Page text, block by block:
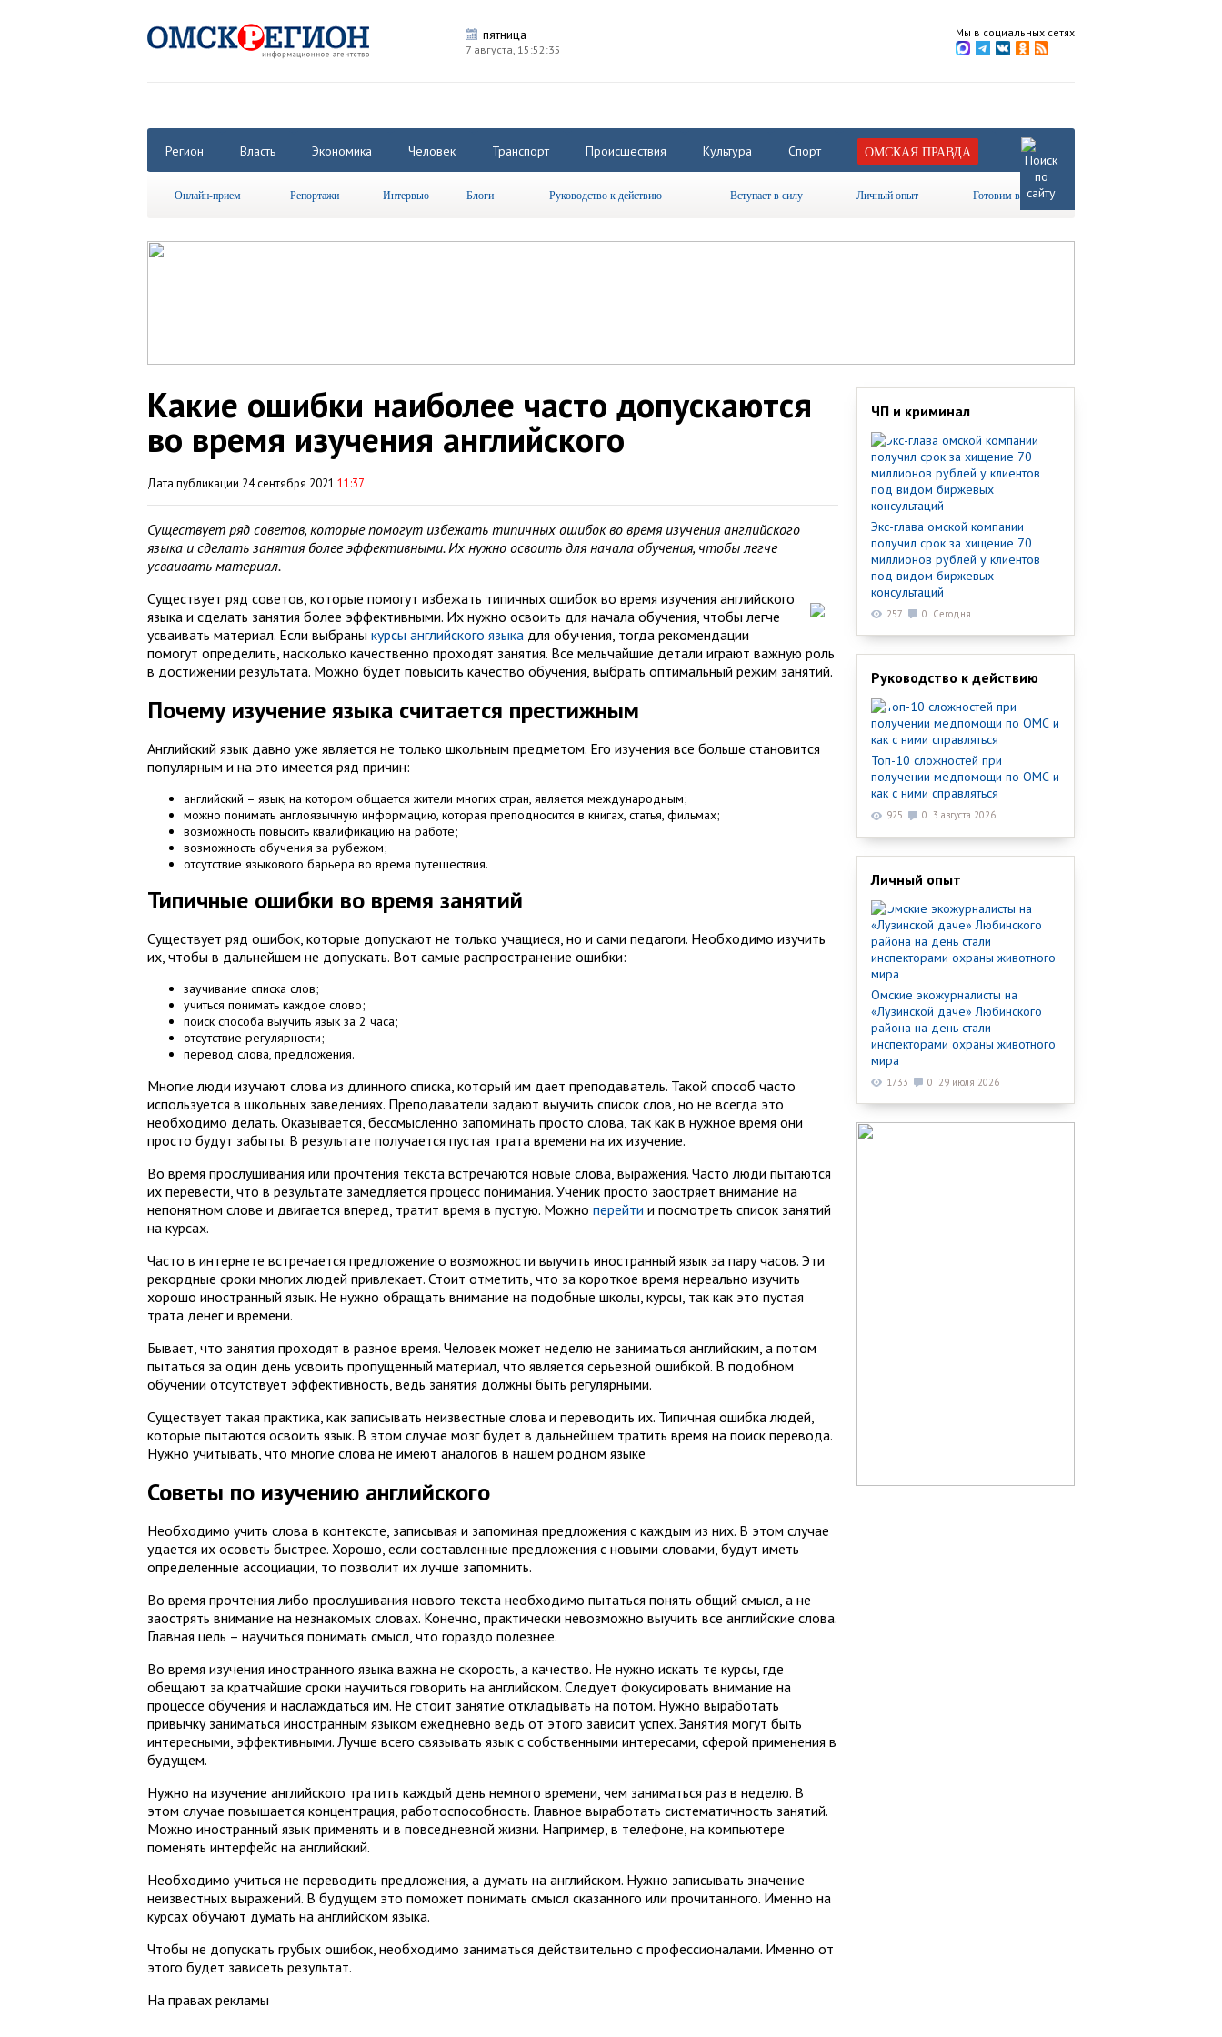
пятница
7 августа, 15:52:36
Мы в социальных сетях
Регион Власть Экономика Человек Транспорт Происшествия Культура Спорт ОМСКАЯ ПРАВДА
Онлайн-прием Репортажи Интервью Блоги Руководство к действию Вступает в силу Личный опыт Готовим вместе
Какие ошибки наиболее часто допускаются
во время изучения английского
Дата публикации 24 сентября 2021 11:37
Существует ряд советов, которые помогут избежать типичных ошибок во время изучения английского
языка и сделать занятия более эффективными. Их нужно освоить для начала обучения, чтобы легче
усваивать материал.
Существует ряд советов, которые помогут избежать типичных ошибок во время изучения английского
языка и сделать занятия более эффективными. Их нужно освоить для начала обучения, чтобы легче
усваивать материал. Если выбраны курсы английского языка для обучения, тогда рекомендации
помогут определить, насколько качественно проходят занятия. Все мельчайшие детали играют важную роль
в достижении результата. Можно будет повысить качество обучения, выбрать оптимальный режим занятий.
Почему изучение языка считается престижным
Английский язык давно уже является не только школьным предметом. Его изучения все больше становится
популярным и на это имеется ряд причин:
английский – язык, на котором общается жители многих стран, является международным;
можно понимать англоязычную информацию, которая преподносится в книгах, статья, фильмах;
возможность повысить квалификацию на работе;
возможность обучения за рубежом;
отсутствие языкового барьера во время путешествия.
Типичные ошибки во время занятий
Существует ряд ошибок, которые допускают не только учащиеся, но и сами педагоги. Необходимо изучить
их, чтобы в дальнейшем не допускать. Вот самые распространение ошибки:
заучивание списка слов;
учиться понимать каждое слово;
поиск способа выучить язык за 2 часа;
отсутствие регулярности;
перевод слова, предложения.
Многие люди изучают слова из длинного списка, который им дает преподаватель. Такой способ часто
используется в школьных заведениях. Преподаватели задают выучить список слов, но не всегда это
необходимо делать. Оказывается, бессмысленно запоминать просто слова, так как в нужное время они
просто будут забыты. В результате получается пустая трата времени на их изучение.
Во время прослушивания или прочтения текста встречаются новые слова, выражения. Часто люди пытаются
их перевести, что в результате замедляется процесс понимания. Ученик просто заостряет внимание на
непонятном слове и двигается вперед, тратит время в пустую. Можно перейти и посмотреть список занятий
на курсах.
Часто в интернете встречается предложение о возможности выучить иностранный язык за пару часов. Эти
рекордные сроки многих людей привлекает. Стоит отметить, что за короткое время нереально изучить
хорошо иностранный язык. Не нужно обращать внимание на подобные школы, курсы, так как это пустая
трата денег и времени.
Бывает, что занятия проходят в разное время. Человек может неделю не заниматься английским, а потом
пытаться за один день усвоить пропущенный материал, что является серьезной ошибкой. В подобном
обучении отсутствует эффективность, ведь занятия должны быть регулярными.
Существует такая практика, как записывать неизвестные слова и переводить их. Типичная ошибка людей,
которые пытаются освоить язык. В этом случае мозг будет в дальнейшем тратить время на поиск перевода.
Нужно учитывать, что многие слова не имеют аналогов в нашем родном языке
Советы по изучению английского
Необходимо учить слова в контексте, записывая и запоминая предложения с каждым из них. В этом случае
удается их осоветь быстрее. Хорошо, если составленные предложения с новыми словами, будут иметь
определенные ассоциации, то позволит их лучше запомнить.
Во время прочтения либо прослушивания нового текста необходимо пытаться понять общий смысл, а не
заострять внимание на незнакомых словах. Конечно, практически невозможно выучить все английские слова.
Главная цель – научиться понимать смысл, что гораздо полезнее.
Во время изучения иностранного языка важна не скорость, а качество. Не нужно искать те курсы, где
обещают за кратчайшие сроки научиться говорить на английском. Следует фокусировать внимание на
процессе обучения и наслаждаться им. Не стоит занятие откладывать на потом. Нужно выработать
привычку заниматься иностранным языком ежедневно ведь от этого зависит успех. Занятия могут быть
интересными, эффективными. Лучше всего связывать язык с собственными интересами, сферой применения в
будущем.
Нужно на изучение английского тратить каждый день немного времени, чем заниматься раз в неделю. В
этом случае повышается концентрация, работоспособность. Главное выработать систематичность занятий.
Можно иностранный язык применять и в повседневной жизни. Например, в телефоне, на компьютере
поменять интерфейс на английский.
Необходимо учиться не переводить предложения, а думать на английском. Нужно записывать значение
неизвестных выражений. В будущем это поможет понимать смысл сказанного или прочитанного. Именно на
курсах обучают думать на английском языка.
Чтобы не допускать грубых ошибок, необходимо заниматься действительно с профессионалами. Именно от
этого будет зависеть результат.
На правах рекламы
ЧП и криминал
Экс-глава омской компании
получил срок за хищение 70
миллионов рублей у клиентов
под видом биржевых
консультаций
257 0 Сегодня
Руководство к действию
Топ-10 сложностей при
получении медпомощи по ОМС и
как с ними справляться
925 0 3 августа 2026
Личный опыт
Омские экожурналисты на
«Лузинской даче» Любинского
района на день стали
инспекторами охраны животного
мира
1733 0 29 июля 2026